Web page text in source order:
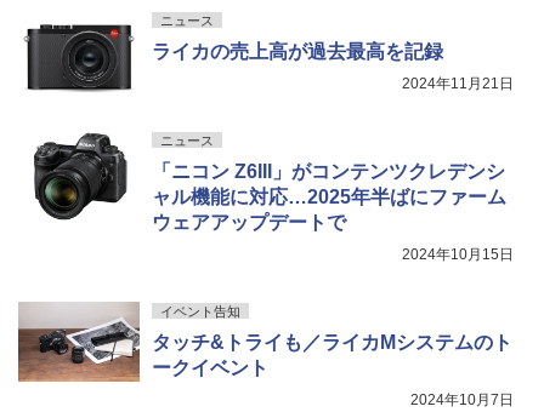
ニュース
ライカの売上高が過去最高を記録
2024年11月21日
ニュース
「ニコン Z6III」がコンテンツクレデンシ
ャル機能に対応…2025年半ばにファーム
ウェアアップデートで
2024年10月15日
イベント告知
タッチ&トライも／ライカMシステムのト
ークイベント
2024年10月7日